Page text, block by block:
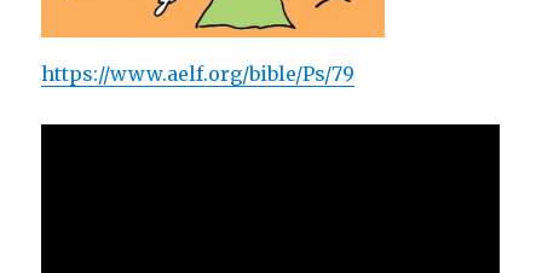
https://www.aelf.org/bible/Ps/79